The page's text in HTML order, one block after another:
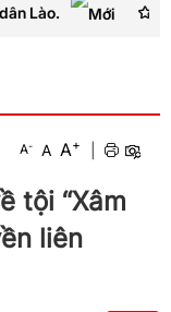
V-
A- A A+
tội “Xâm
liên